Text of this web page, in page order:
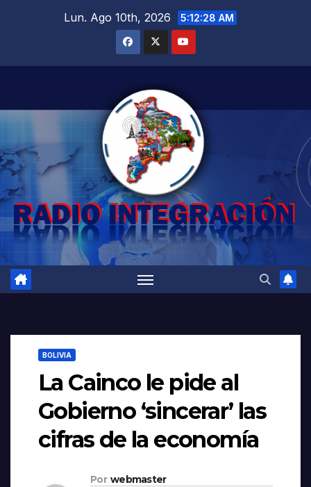
Lun. Ago 10th, 2026 5:12:29 AM
BOLIVIA
La Cainco le pide al
Gobierno ‘sincerar’ las
cifras de la economía
Por webmaster